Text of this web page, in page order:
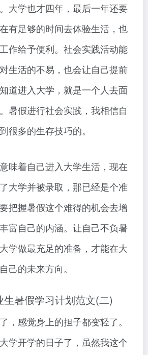
大学也才四年，最后一年还要
有足够的时间去体验生活，也
作给予便利。社会实践活动能
生活的不易，也会让自己提前
道进入大学，就是一个人去面
暑假进行社会实践，我相信自
很多的生存技巧的。
味着自己进入大学生活，现在
大学并被录取，那已经是个准
把握暑假这个难得的机会去增
富自己的内涵。让自己不负暑
学做最充足的准备，才能在大
己的未来方向。
暑假学习计划范文(二)
，感觉身上的担子都变轻了。
学开学的日子了，虽然我这个